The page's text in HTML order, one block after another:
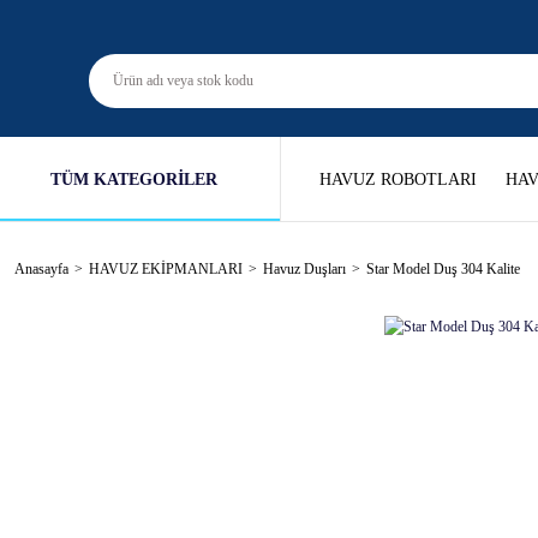
TÜM KATEGORİLER HAVUZ ROBOTLARI
Anasayfa HAVUZ EKİPMANLARI Havuz Duşları Star Model Duş 304 Kalite